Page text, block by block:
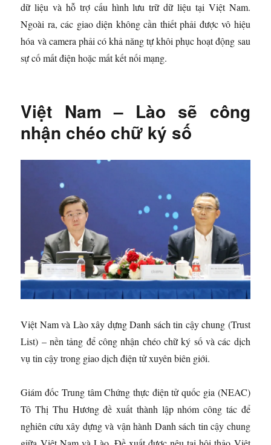
dữ liệu và hỗ trợ cấu hình lưu trữ dữ liệu tại Việt Nam.
Ngoài ra, các giao diện không cần thiết phải được vô hiệu
hóa và camera phải có khả năng tự khôi phục hoạt động sau
sự cố mất điện hoặc mất kết nối mạng.
Việt Nam – Lào sẽ công
nhận chéo chữ ký số
Việt Nam và Lào xây dựng Danh sách tin cậy chung (Trust
List) – nền tảng để công nhận chéo chữ ký số và các dịch
vụ tin cậy trong giao dịch điện tử xuyên biên giới.
Giám đốc Trung tâm Chứng thực điện tử quốc gia (NEAC)
Tô Thị Thu Hương đề xuất thành lập nhóm công tác để
nghiên cứu xây dựng và vận hành Danh sách tin cậy chung